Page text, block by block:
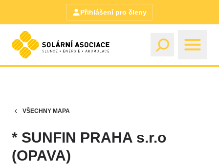
Přihlášení pro členy
VŠECHNY MAPA
* SUNFIN PRAHA s.r.o
(OPAVA)